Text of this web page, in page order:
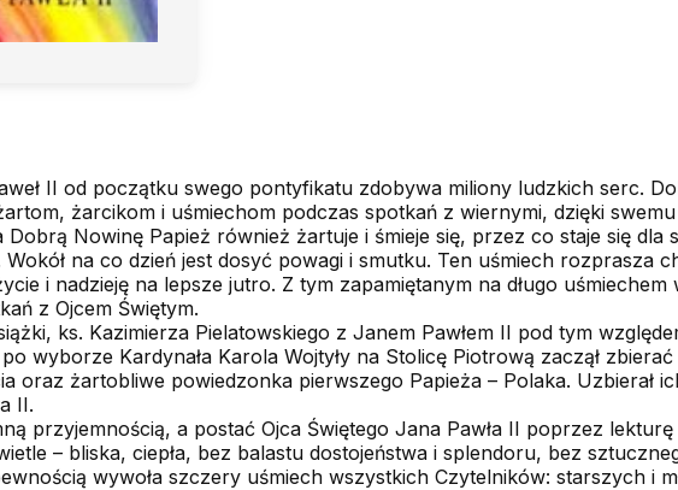
II od początku swego pontyfikatu zdobywa miliony ludzkich serc.
żarcikom i uśmiechom podczas spotkań z wiernymi, dzięki
Nowinę Papież również żartuje i śmieje się, przez co staje się dla
Wokół na co dzień jest dosyć powagi i smutku. Ten uśmiech rozprasza
i nadzieję na lepsze jutro. Z tym zapamiętanym na długo
z Ojcem Świętym.
ks. Kazimierza Pielatowskiego z Janem Pawłem II pod tym
wyborze Kardynała Karola Wojtyły na Stolicę Piotrową zaczął
oraz żartobliwe powiedzonka pierwszego Papieża – Polaka. Uzbierał
II.
przyjemnością, a postać Ojca Świętego Jana Pawła II poprzez
– bliska, ciepła, bez balastu dostojeństwa i splendoru, bez
wywoła szczery uśmiech wszystkich Czytelników: starszych i